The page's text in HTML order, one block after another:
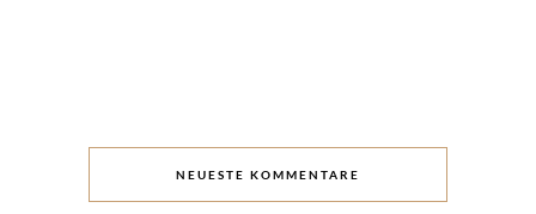
NEUESTE KOMMENTARE